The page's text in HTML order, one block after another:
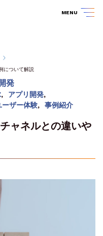
MENU
について解説
発
, アプリ開発,
ーザー体験, 事例紹介
ャネルとの違いや